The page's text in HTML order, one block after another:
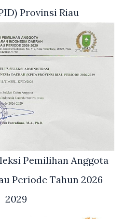
Provinsi Riau
Pemilihan Anggota
Periode Tahun 2026-
2029